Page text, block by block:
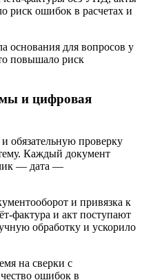
риск ошибок в расчетах и
основания для вопросов у
повышало риск
и цифровая
обязательную проверку
Каждый документ
— дата —
и привязка к
фактура и акт поступают
обработку и ускорило
на сверки с
ошибок в